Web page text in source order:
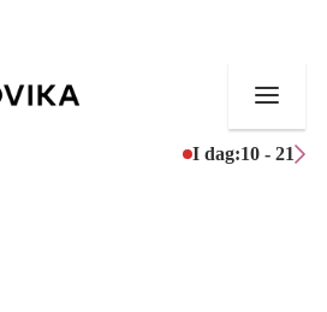
I dag:10 - 21